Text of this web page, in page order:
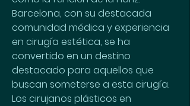
Barcelona, con su destacada
comunidad médica y experiencia
en cirugía estética, se ha
convertido en un destino
destacado para aquellos que
buscan someterse a esta cirugía.
Los cirujanos plásticos en